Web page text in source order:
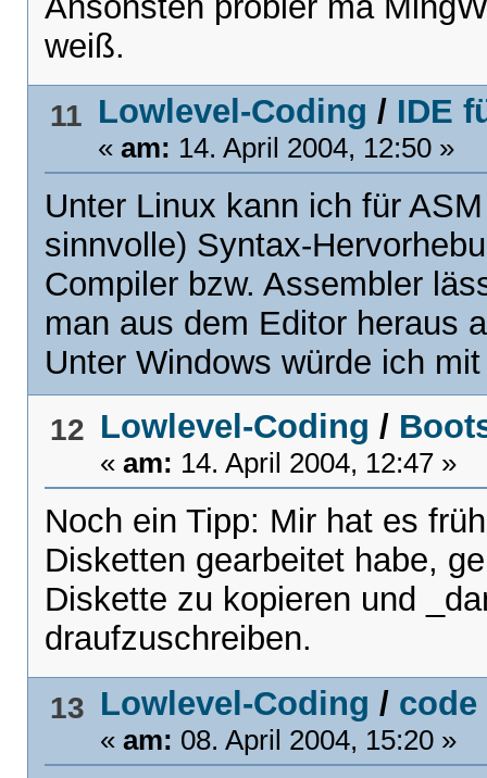
weiß.
11 Lowlevel-Coding / IDE
«am: 14. April 2004, 12:50 »
Unter Linux kann ich für
sinnvolle) Syntax-
Compiler bzw. Assembler
man aus dem Editor heraus
Unter Windows würde ich
12 Lowlevel-Coding /
«am: 14. April 2004, 12:47 »
Noch ein Tipp: Mir hat es
Disketten gearbeitet habe,
Diskette zu kopieren und
draufzuschreiben.
13 Lowlevel-Coding /
«am: 08. April 2004, 15:20 »